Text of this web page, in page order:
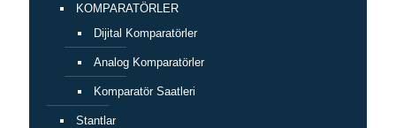
KOMPARATÖRLER
Dijital Komparatörler
Analog Komparatörler
Komparatör Saatleri
Stantlar